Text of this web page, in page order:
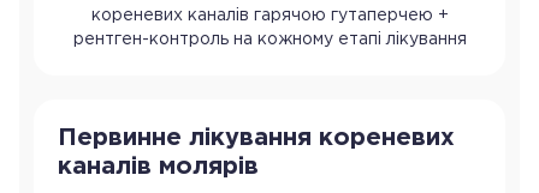
кореневих каналів гарячою гутаперчею +
рентген-контроль на кожному етапі лікування
Первинне лікування кореневих
каналів молярів